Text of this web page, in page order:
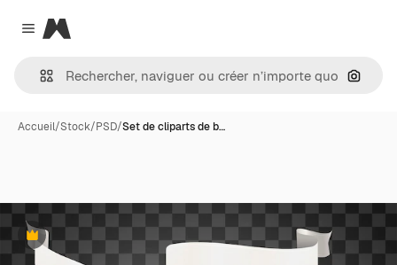
Close menu
Magnific
Accueil/Stock/PSD/Set de cliparts de b…
Premium